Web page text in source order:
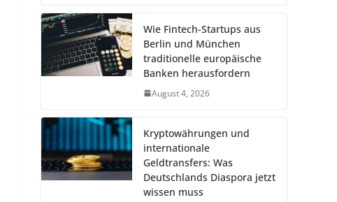
Wie Fintech-Startups aus
Berlin und München
traditionelle europäische
Banken herausfordern
August 4, 2026
Kryptowährungen und
internationale
Geldtransfers: Was
Deutschlands Diaspora jetzt
wissen muss